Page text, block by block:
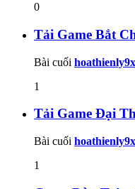
0
Tải Game Bắt
Bài cuối hoathienly9x
1
Tải Game Đại
Bài cuối hoathienly9x
1